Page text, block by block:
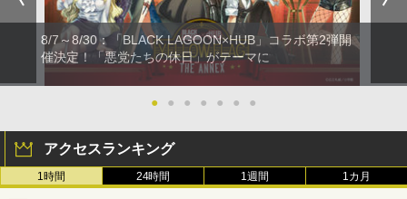
8/7～8/30：「BLACK LAGOON×HUB」コラボ第2弾開
催決定！「悪党たちの休日」がテーマに
● ● ● ● ● ● ●
アクセスランキング
1時間 24時間 1週間 1カ月